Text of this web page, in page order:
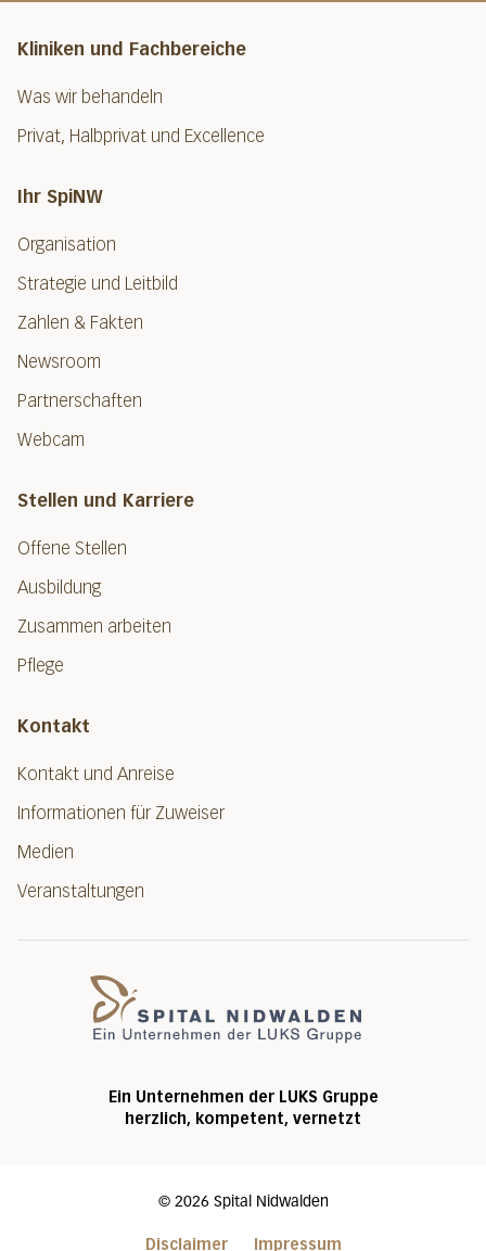
Kliniken und Fachbereiche
Was wir behandeln
Privat, Halbprivat und Excellence
Ihr SpiNW
Organisation
Strategie und Leitbild
Zahlen & Fakten
Newsroom
Partnerschaften
Webcam
Stellen und Karriere
Offene Stellen
Ausbildung
Zusammen arbeiten
Pflege
Kontakt
Kontakt und Anreise
Informationen für Zuweiser
Medien
Veranstaltungen
Ein Unternehmen der LUKS Gruppe
herzlich, kompetent, vernetzt
© 2026 Spital Nidwalden
Disclaimer Impressum